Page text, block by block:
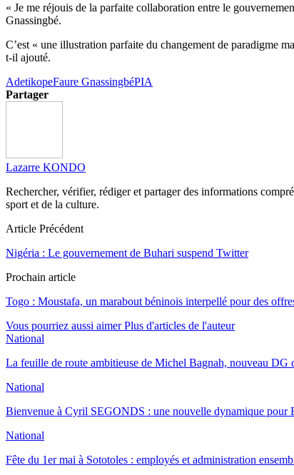
« Je me réjouis de la parfaite collaboration entre le
Gnassingbé.
C’est « une illustration parfaite du changement de paradigme
t-il ajouté.
AdetikopeFaure GnassingbéPIA
Partager
Lazarre KONDO
Rechercher, vérifier, rédiger et partager des informations
sport et de la culture.
Article Précédent
Nigéria : Le gouvernement de Buhari suspend Twitter
Prochain article
Togo : Moustafa, un marabout béninois interpellé pour des
Vous pourriez aussi aimer Plus d'articles de l'auteur
National
La feuille de route ambitieuse de Michel Bagnah, nouveau DG
National
Bienvenue à Cyril SEGONDS : une nouvelle dynamique pour
National
Fête du 1er mai à Sototoles : employés et administration